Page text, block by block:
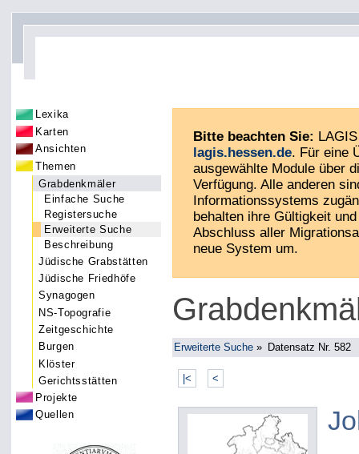
Lexika
Karten
Ansichten
Themen
Grabdenkmäler
Einfache Suche
Registersuche
Erweiterte Suche
Beschreibung
Jüdische Grabstätten
Jüdische Friedhöfe
Synagogen
NS-Topografie
Zeitgeschichte
Burgen
Klöster
Gerichtsstätten
Projekte
Quellen
Bitte beachten Sie:
lagis.hessen.de. Für eine
ausgewählte Module über
Verfügung. Alle anderen
Informationssystems
behalten ihre Gültigkeit
Abschluss aller
neue System um.
Erweiterte Suche » Datensatz Nr. 582
|< <